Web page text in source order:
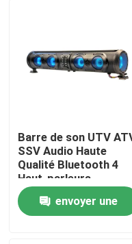
Contrôle de qualité
Contact USA
Nouvelles
Barre de son UTV
SSV Audio Haute
Qualité Bluetooth 4
Haut-parleurs
Télécommande
Étanche IP66 USB
envoyer une